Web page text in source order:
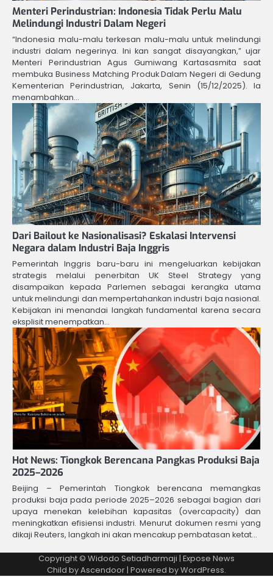
Menteri Perindustrian: Indonesia Tidak Perlu Malu
Melindungi Industri Dalam Negeri
“Indonesia malu-malu terkesan malu-malu untuk melindungi
industri dalam negerinya. Ini kan sangat disayangkan,” ujar
Menteri Perindustrian Agus Gumiwang Kartasasmita saat
membuka Business Matching Produk Dalam Negeri di Gedung
Kementerian Perindustrian, Jakarta, Senin (15/12/2025). Ia
menambahkan…
Dari Bailout ke Nasionalisasi? Eskalasi Intervensi
Negara dalam Industri Baja Inggris
Pemerintah Inggris baru-baru ini mengeluarkan kebijakan
strategis melalui penerbitan UK Steel Strategy yang
disampaikan kepada Parlemen sebagai kerangka utama
untuk melindungi dan mempertahankan industri baja nasional.
Kebijakan ini menandai langkah fundamental karena secara
eksplisit menempatkan…
Hot News: Tiongkok Berencana Pangkas Produksi Baja
2025–2026
Beijing – Pemerintah Tiongkok berencana memangkas
produksi baja pada periode 2025–2026 sebagai bagian dari
upaya menekan kelebihan kapasitas (overcapacity) dan
meningkatkan efisiensi industri. Menurut dokumen resmi yang
dikaji Reuters, langkah ini akan mencakup pembatasan ketat…
Copyright © Widodo Setiadharmaji | Expose News
Child byAscendoor | Powered byWordPress.